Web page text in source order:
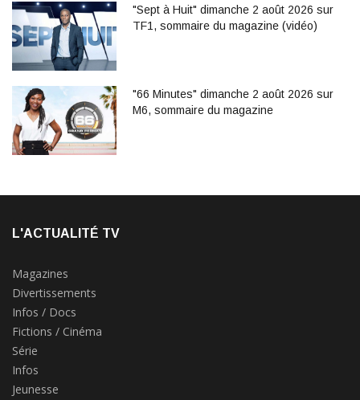
"Sept à Huit" dimanche 2 août 2026 sur
TF1, sommaire du magazine (vidéo)
"66 Minutes" dimanche 2 août 2026 sur
M6, sommaire du magazine
L'ACTUALITÉ TV
Magazines
Divertissements
Infos / Docs
Fictions / Cinéma
Série
Infos
Jeunesse